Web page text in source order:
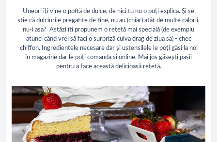
Uneori îți vine o poftă de dulce, de nici tu nu o poți explica. Și se
stie că dulciurile pregatite de tine, nu au (chiar) atât de multe calorii,
nu-i așa? Astăzi îti propunem o rețetă mai specială (de exemplu
atunci când vrei să faci o surpriză cuiva drag de ziua sa) - chec
chiffon. Ingredientele necesare dar și ustensilele le poți găsi la noi
în magazine dar le poți comanda și online. Mai jos găsești pașii
pentru a face această delicioasă rețetă.